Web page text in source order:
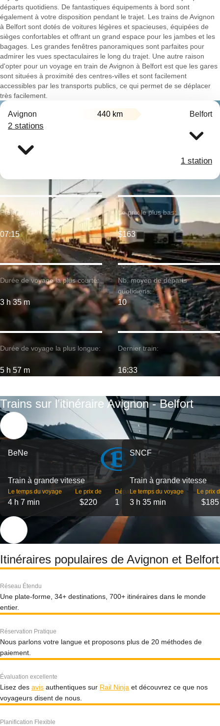
départs quotidiens. De fantastiques équipements à bord sont
également à votre disposition pendant le trajet. Les trains de Avignon
à Belfort sont dotés de voitures légères et spacieuses, équipées de
sièges confortables et offrant un grand espace pour les jambes et les
bagages. Les grandes fenêtres panoramiques sont parfaites pour
admirer les vues spectaculaires le long du trajet. Une autre raison
d'opter pour un voyage en train de Avignon à Belfort est que les gares
sont situées à proximité des centres-villes et sont facilement
accessibles par les transports publics, ce qui permet de se déplacer
très facilement.
Avignon 440 km Belfort
2 stations
1 station
Durée de voyage la plus courte:
3 h 35 m
Premier train:
07:15
Durée de voyage la plus longue:
5 h 57 m
Le prix le plus bas:
$163
Nb. moyen de départs
quotidiens:
10
Dernier train:
16:33
Trains sur l’itinéraire Avignon - Belfort
BeNe
Train à grande vitesse
Le temps du voyage
4 h 7 min
Le prix de
$220
Départs
1
SNCF
Train à grande vitesse
Le temps du voyage
3 h 35 min
Le prix
$185
Itinéraires populaires de Avignon et Belfort
Réseau Étendu
Une plate-forme, 34+ destinations, 700+ itinéraires dans le monde
entier.
Réservation Pratique
Nous parlons votre langue et proposons plus de 20 méthodes de
paiement.
Évaluation excellente
Lisez des avis authentiques sur Rail Ninja et découvrez ce que nos
voyageurs disent de nous.
Planification Flexible